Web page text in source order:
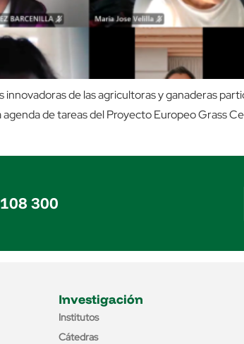
innovadoras de las agricultoras y ganaderas
de tareas del Proyecto Europeo Grass
300
Investigación
Institutos
Cátedras